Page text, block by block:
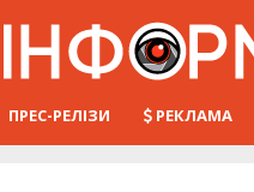
ПРЕС-РЕЛІЗИ РЕКЛАМА